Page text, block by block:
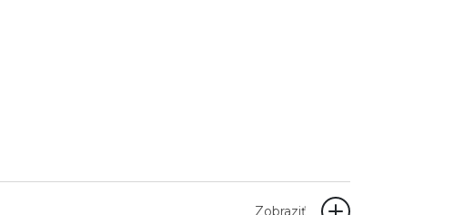
Zobraziť